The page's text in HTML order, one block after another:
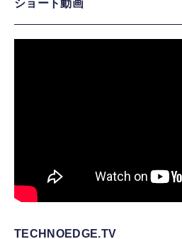
ショート動画
TECHNOEDGE.TV